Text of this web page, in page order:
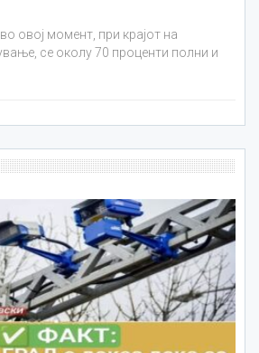
овој момент, при крајот на
се околу 70 проценти полни и